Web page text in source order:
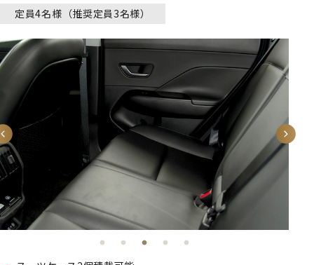
定員4名様（推奨定員3名様）